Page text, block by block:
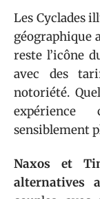
Les Cyclades
géographique
reste l’icône
avec des
notoriété.
sensiblement
Naxos et
alternatives